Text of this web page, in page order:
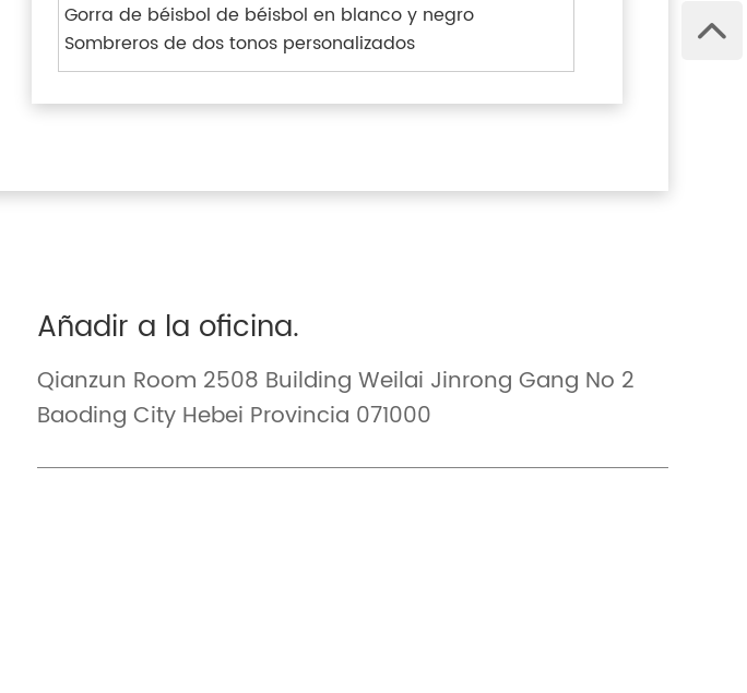
Gorra de béisbol de béisbol en blanco y negro
Sombreros de dos tonos personalizados
Añadir a la oficina.
Qianzun Room 2508 Building Weilai Jinrong Gang No 2
Baoding City Hebei Provincia 071000